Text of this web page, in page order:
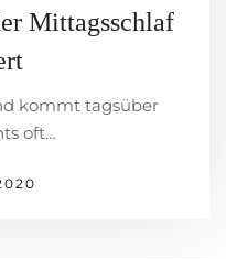
Mittagsschlaf
kommt tagsüber
oft…